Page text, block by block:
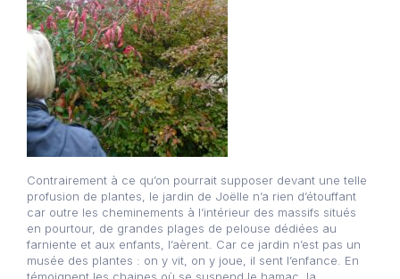
Contrairement à ce qu’on pourrait supposer devant une telle
profusion de plantes, le jardin de Joëlle n’a rien d’étouffant
car outre les cheminements à l’intérieur des massifs situés
en pourtour, de grandes plages de pelouse dédiées au
farniente et aux enfants, l’aèrent. Car ce jardin n’est pas un
musée des plantes : on y vit, on y joue, il sent l’enfance. En